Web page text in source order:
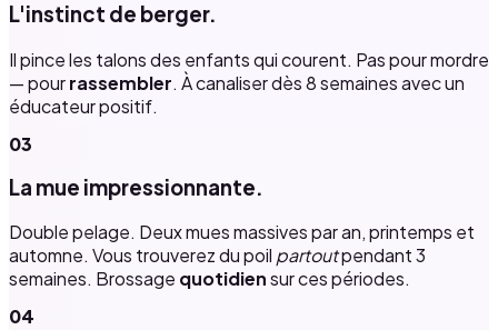
L'instinct de berger.
Il pince les talons des enfants qui courent. Pas pour mordre
— pourrassembler. À canaliser dès 8 semaines avec un
éducateur positif.
03
La mue impressionnante.
Double pelage. Deux mues massives par an, printemps et
automne. Vous trouverez du poil partoutpendant 3
semaines. Brossage quotidiensur ces périodes.
04